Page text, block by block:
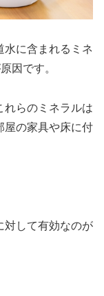
水に含まれるミネ
因です。
れらのミネラルは
屋の家具や床に付
対して有効なのが